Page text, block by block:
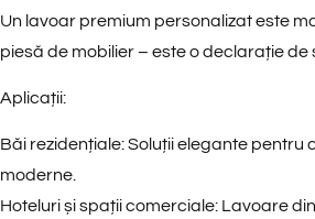
Un lavoar premium personalizat este
piesă de mobilier – este o declarație de
Aplicații:
Băi rezidențiale: Soluții elegante pentru
moderne.
Hoteluri și spații comerciale: Lavoare